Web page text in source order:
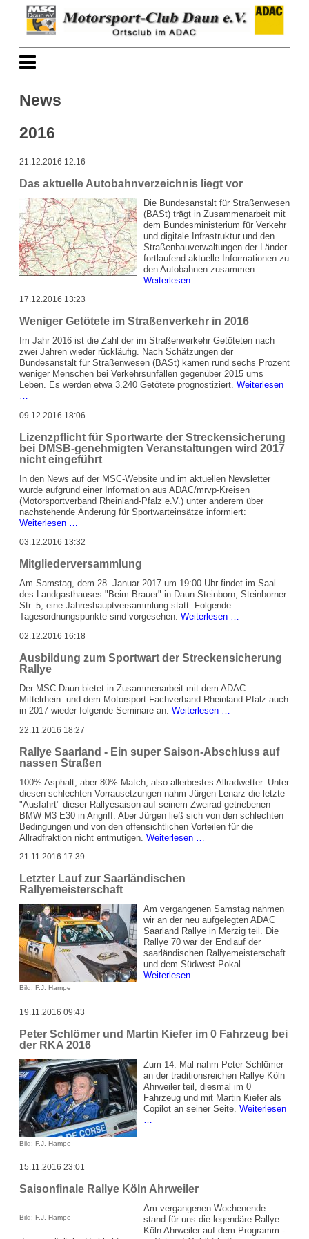
News
2016
21.12.2016 12:16
Das aktuelle Autobahnverzeichnis liegt vor
Die Bundesanstalt für Straßenwesen
(BASt) trägt in Zusammenarbeit mit
dem Bundesministerium für Verkehr
und digitale Infrastruktur und den
Straßenbauverwaltungen der Länder
fortlaufend aktuelle Informationen zu
den Autobahnen zusammen.
Weiterlesen …
vor
17.12.2016 13:23
Weniger Getötete im Straßenverkehr in 2016
Im Jahr 2016 ist die Zahl der im Straßenverkehr Getöteten nach
zwei Jahren wieder rückläufig. Nach Schätzungen der
Bundesanstalt für Straßenwesen (BASt) kamen rund sechs Prozent
weniger Menschen bei Verkehrsunfällen gegenüber 2015 ums
Leben. Es werden etwa 3.240 Getötete prognostiziert. Weiterlesen
…
im
in
2016
09.12.2016 18:06
Lizenzpflicht für Sportwarte der Streckensicherung
bei DMSB-genehmigten Veranstaltungen wird 2017
nicht eingeführt
In den News auf der MSC-Website und im aktuellen Newsletter
wurde aufgrund einer Information aus ADAC/mrvp-Kreisen
(Motorsportverband Rheinland-Pfalz e.V.) unter anderem über
nachstehende Änderung für Sportwarteinsätze informiert:
Weiterlesen …
Sportwarte
Streckensicherung
bei
DMSB-
genehmigten
Veranstaltungen
wird
2017
eingeführt
03.12.2016 13:32
Mitgliederversammlung
Am Samstag, dem 28. Januar 2017 um 19:00 Uhr findet im Saal
des Landgasthauses "Beim Brauer" in Daun-Steinborn, Steinborner
Str. 5, eine Jahreshauptversammlung statt. Folgende
Tagesordnungspunkte sind vorgesehen: Weiterlesen …
02.12.2016 16:18
Ausbildung zum Sportwart der Streckensicherung
Rallye
Der MSC Daun bietet in Zusammenarbeit mit dem ADAC
Mittelrhein und dem Motorsport-Fachverband Rheinland-Pfalz auch
in 2017 wieder folgende Seminare an. Weiterlesen …
Streckensicherung
22.11.2016 18:27
Rallye Saarland - Ein super Saison-Abschluss auf
nassen Straßen
100% Asphalt, aber 80% Match, also allerbestes Allradwetter. Unter
diesen schlechten Vorrausetzungen nahm Jürgen Lenarz die letzte
"Ausfahrt" dieser Rallyesaison auf seinem Zweirad getriebenen
BMW M3 E30 in Angriff. Aber Jürgen ließ sich von den schlechten
Bedingungen und von den offensichtlichen Vorteilen für die
Allradfraktion nicht entmutigen. Weiterlesen …
Abschluss
auf
nassen
Straßen
21.11.2016 17:39
Letzter Lauf zur Saarländischen
Rallyemeisterschaft
Bild: F.J. Hampe
Am vergangenen Samstag nahmen
wir an der neu aufgelegten ADAC
Saarland Rallye in Merzig teil. Die
Rallye 70 war der Endlauf der
saarländischen Rallyemeisterschaft
und dem Südwest Pokal.
Weiterlesen …
19.11.2016 09:43
Peter Schlömer und Martin Kiefer im 0 Fahrzeug bei
der RKA 2016
Bild: F.J. Hampe
Zum 14. Mal nahm Peter Schlömer
an der traditionsreichen Rallye Köln
Ahrweiler teil, diesmal im 0
Fahrzeug und mit Martin Kiefer als
Copilot an seiner Seite. Weiterlesen
…
0
bei
der
RKA
15.11.2016 23:01
Saisonfinale Rallye Köln Ahrweiler
Bild: F.J. Hampe
Am vergangenen Wochenende
stand für uns die legendäre Rallye
Köln Ahrweiler auf dem Programm -